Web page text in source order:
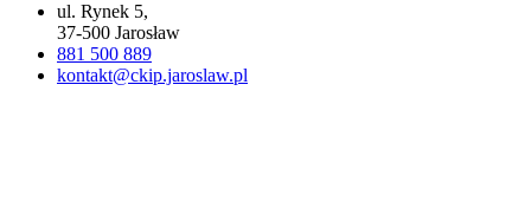
ul. Rynek 5,
37-500 Jarosław
881 500 889
kontakt@ckip.jaroslaw.pl